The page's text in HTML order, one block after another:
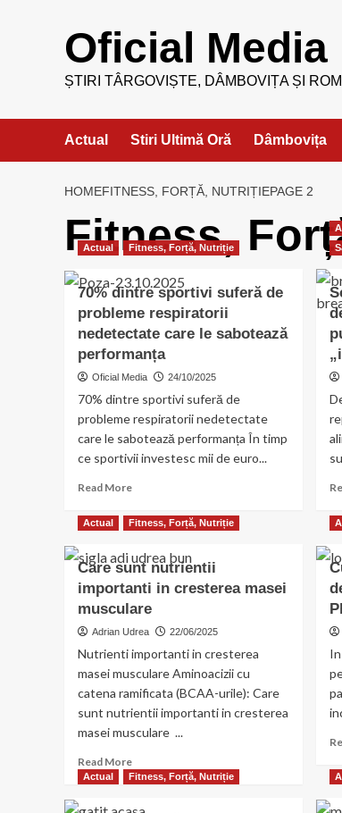
Oficial Media
ȘTIRI TÂRGOVIȘTE, DÂMBOVIȚA ȘI
Actual Stiri Ultimă Oră Dâmbovița
HOMEFITNESS, FORȚĂ, NUTRIȚIEPAGE 2
Fitness,
Actual Fitness, Forță, Nutriție
70% dintre sportivi suferă de
probleme respiratorii
nedetectate care le sabotează
performanța
Oficial Media 24/10/2025
70% dintre sportivi suferă de
probleme respiratorii nedetectate
care le sabotează performanța În timp
ce sportivii investesc mii de euro...
Read MoreRead
about
dintre
sportivi
suferă
de
respiratorii
nedetectate
care
le
sabotează
performanța
Actual Fitness, Forță, Nutriție
Care sunt nutrientii
importanti in cresterea masei
musculare
Adrian Udrea 22/06/2025
Nutrienti importanti in cresterea
masei musculare Aminoacizii cu
catena ramificata (BCAA-urile): Care
sunt nutrientii importanti in cresterea
masei musculare ...
Read MoreRead
more
Care
Actual Fitness, Forță, Nutriție